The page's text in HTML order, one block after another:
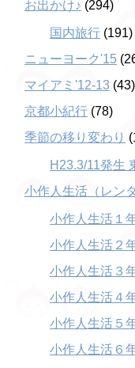
お出かけ♪ (294)
国内旅行 (191)
ニューヨーク'15
マイアミ'12-13 (43)
京都小紀行 (78)
季節の移り変わり
H23.3/11発生
小作人生活（レン
小作人生活１
小作人生活２
小作人生活３
小作人生活４
小作人生活５
小作人生活６